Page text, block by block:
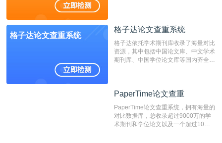
编辑部检测来稿和已发表的文献,检测
测时注意填写第一作者,才能排除已发
表文献复制比。（限制字符数1万）
格子达论文查重系统
格子达论文查重系统
格子达依托学术期刊库收录了海量对比
资源，其中包括中国论文库、中文学术
期刊库、中国学位论文库等国内齐全的
系统，可检测中文、英文两种语言的论
PaperTime论文查重
PaperTime论文查重系统，拥有海量的
对比数据库，总收录超过9000万的学
术期刊和学位论文以及一个超过10亿